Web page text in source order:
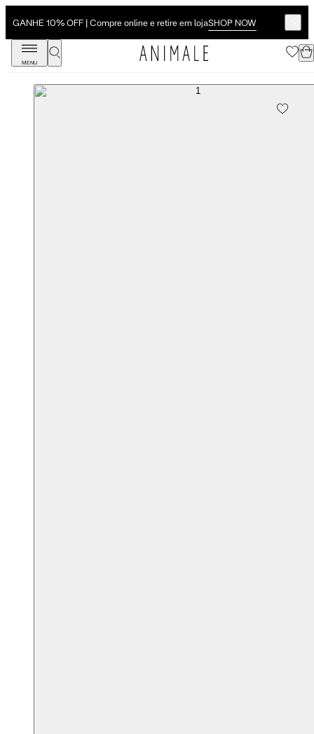
GANHE 10% OFF | Compre online e retire em lojaSHOP NOW
MENU